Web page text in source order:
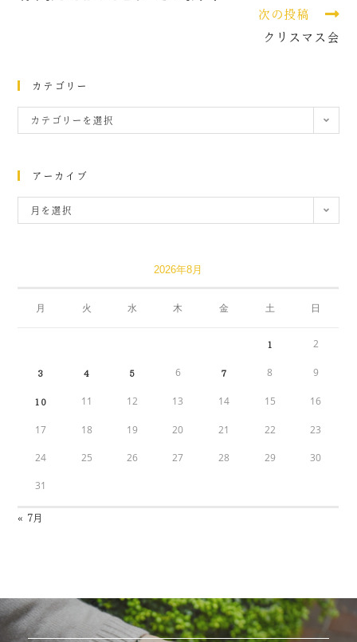
次の投稿
クリスマス会
カテゴリー
カテゴリーを選択
アーカイブ
月を選択
2026年8月
月 火 水 木 金 土 日
1 2
3 4 5 6 7 8 9
10 11 12 13 14 15 16
17 18 19 20 21 22 23
24 25 26 27 28 29 30
31
« 7月